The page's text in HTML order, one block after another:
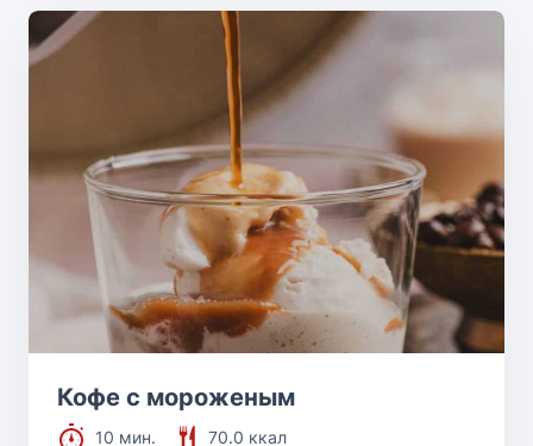
Кофе с мороженым
10 мин.
70.0 ккал